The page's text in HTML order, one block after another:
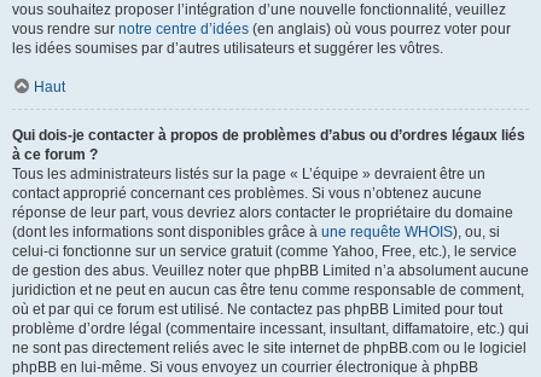
vous souhaitez proposer l’intégration d’une nouvelle fonctionnalité, veuillez
vous rendre sur notre centre d’idées (en anglais) où vous pourrez voter pour
les idées soumises par d’autres utilisateurs et suggérer les vôtres.
Haut
Qui dois-je contacter à propos de problèmes d’abus ou d’ordres légaux liés
à ce forum ?
Tous les administrateurs listés sur la page « L’équipe » devraient être un
contact approprié concernant ces problèmes. Si vous n’obtenez aucune
réponse de leur part, vous devriez alors contacter le propriétaire du domaine
(dont les informations sont disponibles grâce à une requête WHOIS), ou, si
celui-ci fonctionne sur un service gratuit (comme Yahoo, Free, etc.), le service
de gestion des abus. Veuillez noter que phpBB Limited n’a absolument aucune
juridiction et ne peut en aucun cas être tenu comme responsable de comment,
où et par qui ce forum est utilisé. Ne contactez pas phpBB Limited pour tout
problème d’ordre légal (commentaire incessant, insultant, diffamatoire, etc.) qui
ne sont pas directement reliés avec le site internet de phpBB.com ou le logiciel
phpBB en lui-même. Si vous envoyez un courrier électronique à phpBB